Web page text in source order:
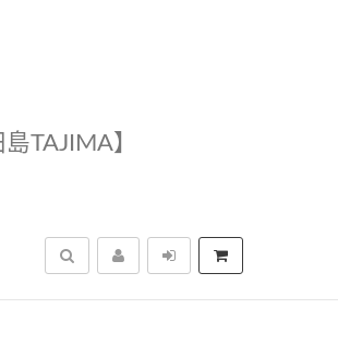
島TAJIMA】
搜尋